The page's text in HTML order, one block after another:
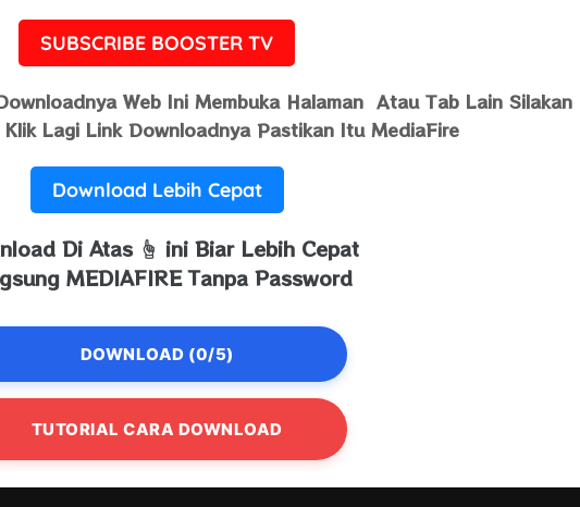
SUBSCRIBE BOOSTER TV
Web Ini Membuka Halaman Atau Tab Lain Silakan
Lagi Link Downloadnya Pastikan Itu MediaFire
Download Lebih Cepat
Di Atas ☝️ ini Biar Lebih Cepat
MEDIAFIRE Tanpa Password
DOWNLOAD (0/5)
TUTORIAL CARA DOWNLOAD